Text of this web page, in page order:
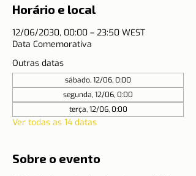
Horário e local
12/06/2030, 00:00 – 23:50 WEST
Data Comemorativa
Outras datas
sábado, 12/06, 0:00
segunda, 12/06, 0:00
terça, 12/06, 0:00
Ver todas as 14 datas
Sobre o evento